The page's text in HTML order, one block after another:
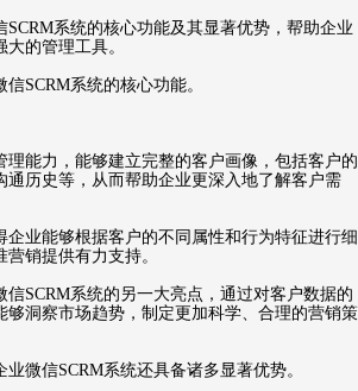
系统的核心功能及其显著优势，帮助企业
的管理工具。
SCRM系统的核心功能。
理能力，能够建立完整的客户画像，包括客户的
通历史等，从而帮助企业更深入地了解客户需
企业能够根据客户的不同属性和行为特征进行细
销提供有力支持。
SCRM系统的另一大亮点，通过对客户数据的
够洞察市场趋势，制定更加科学、合理的营销策
微信SCRM系统还具备诸多显著优势。